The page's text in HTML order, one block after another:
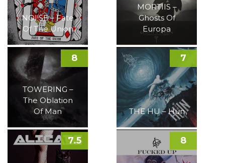
NOI!SE – Fate
Of The Union
MORTIIS –
Ghosts Of
Europa
TOWERING –
The Oblation
Of Man
8
THE HU – Hun
7
7.5 8